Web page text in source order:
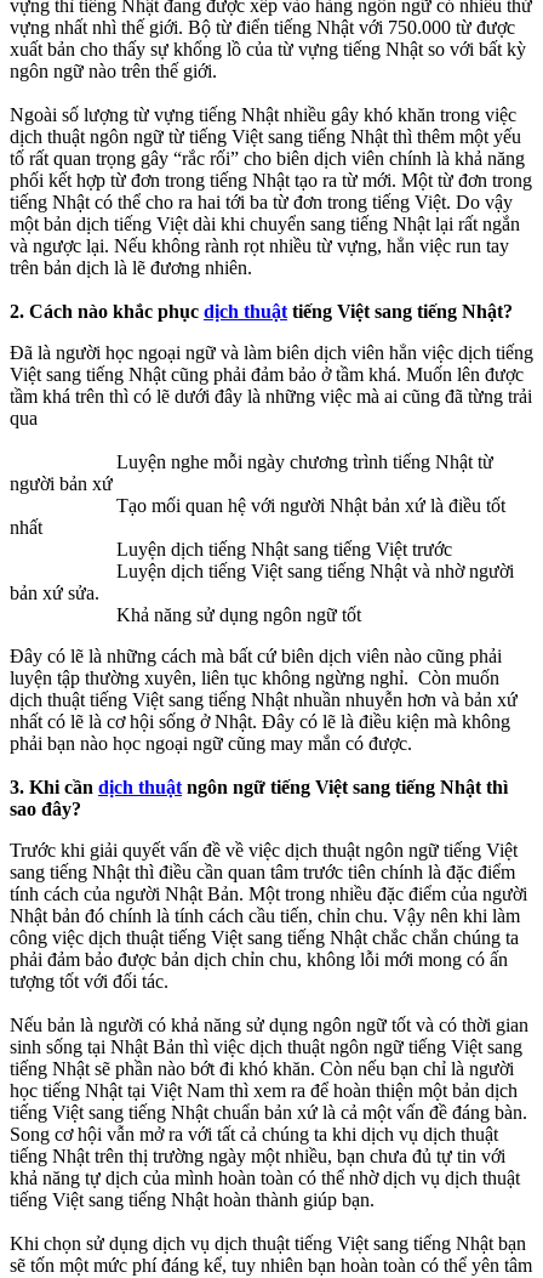
vựng thì tiếng Nhật đang được xếp vào hàng ngôn ngữ có nhiều thứ
vựng nhất nhì thế giới. Bộ từ điển tiếng Nhật với 750.000 từ được
xuất bản cho thấy sự khổng lồ của từ vựng tiếng Nhật so với bất kỳ
ngôn ngữ nào trên thế giới.
Ngoài số lượng từ vựng tiếng Nhật nhiều gây khó khăn trong việc
dịch thuật ngôn ngữ từ tiếng Việt sang tiếng Nhật thì thêm một yếu
tố rất quan trọng gây “rắc rối” cho biên dịch viên chính là khả năng
phối kết hợp từ đơn trong tiếng Nhật tạo ra từ mới. Một từ đơn trong
tiếng Nhật có thể cho ra hai tới ba từ đơn trong tiếng Việt. Do vậy
một bản dịch tiếng Việt dài khi chuyển sang tiếng Nhật lại rất ngắn
và ngược lại. Nếu không rành rọt nhiều từ vựng, hẳn việc run tay
trên bản dịch là lẽ đương nhiên.
2. Cách nào khắc phục dịch thuật tiếng Việt sang tiếng Nhật?
Đã là người học ngoại ngữ và làm biên dịch viên hẳn việc dịch tiếng
Việt sang tiếng Nhật cũng phải đảm bảo ở tầm khá. Muốn lên được
tầm khá trên thì có lẽ dưới đây là những việc mà ai cũng đã từng trải
qua
Luyện nghe mỗi ngày chương trình tiếng Nhật từ
người bản xứ
Tạo mối quan hệ với người Nhật bản xứ là điều tốt
nhất
Luyện dịch tiếng Nhật sang tiếng Việt trước
Luyện dịch tiếng Việt sang tiếng Nhật và nhờ người
bản xứ sửa.
Khả năng sử dụng ngôn ngữ tốt
Đây có lẽ là những cách mà bất cứ biên dịch viên nào cũng phải
luyện tập thường xuyên, liên tục không ngừng nghỉ. Còn muốn
dịch thuật tiếng Việt sang tiếng Nhật nhuần nhuyễn hơn và bản xứ
nhất có lẽ là cơ hội sống ở Nhật. Đây có lẽ là điều kiện mà không
phải bạn nào học ngoại ngữ cũng may mắn có được.
3. Khi cần dịch thuật ngôn ngữ tiếng Việt sang tiếng Nhật thì
sao đây?
Trước khi giải quyết vấn đề về việc dịch thuật ngôn ngữ tiếng Việt
sang tiếng Nhật thì điều cần quan tâm trước tiên chính là đặc điểm
tính cách của người Nhật Bản. Một trong nhiều đặc điểm của người
Nhật bản đó chính là tính cách cầu tiến, chỉn chu. Vậy nên khi làm
công việc dịch thuật tiếng Việt sang tiếng Nhật chắc chắn chúng ta
phải đảm bảo được bản dịch chỉn chu, không lỗi mới mong có ấn
tượng tốt với đối tác.
Nếu bản là người có khả năng sử dụng ngôn ngữ tốt và có thời gian
sinh sống tại Nhật Bản thì việc dịch thuật ngôn ngữ tiếng Việt sang
tiếng Nhật sẽ phần nào bớt đi khó khăn. Còn nếu bạn chỉ là người
học tiếng Nhật tại Việt Nam thì xem ra để hoàn thiện một bản dịch
tiếng Việt sang tiếng Nhật chuẩn bản xứ là cả một vấn đề đáng bàn.
Song cơ hội vẫn mở ra với tất cả chúng ta khi dịch vụ dịch thuật
tiếng Nhật trên thị trường ngày một nhiều, bạn chưa đủ tự tin với
khả năng tự dịch của mình hoàn toàn có thể nhờ dịch vụ dịch thuật
tiếng Việt sang tiếng Nhật hoàn thành giúp bạn.
Khi chọn sử dụng dịch vụ dịch thuật tiếng Việt sang tiếng Nhật bạn
sẽ tốn một mức phí đáng kể, tuy nhiên bạn hoàn toàn có thể yên tâm